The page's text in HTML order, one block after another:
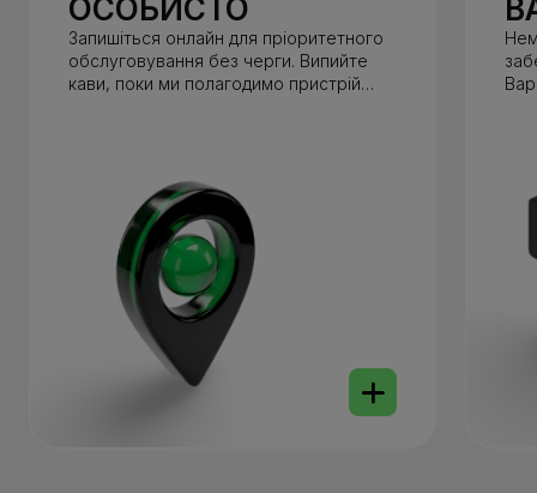
ОСОБИСТО
Запишіться онлайн для пріоритетного
обслуговування без черги. Випийте
кави, поки ми полагодимо пристрій